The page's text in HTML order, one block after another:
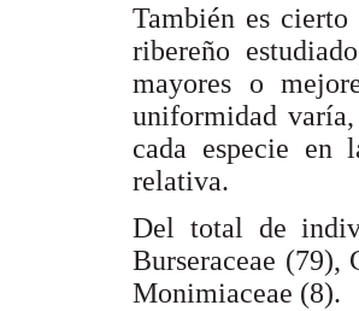
También es cierto
ribereño
mayores o
uniformidad
cada especie en
relativa.
Del total de
Burseraceae (79),
Monimiaceae (8).